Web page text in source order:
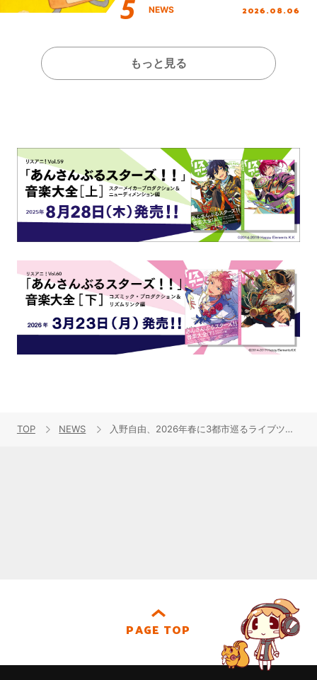
NEWS 2026.08.06
もっと見る
TOP NEWS 入野自由、2026年春に3都市巡るライブツアー開催決定！
PAGE TOP